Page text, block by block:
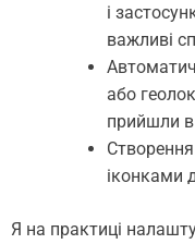
і
важливі
або
прийшли в
іконками
Я на практиці